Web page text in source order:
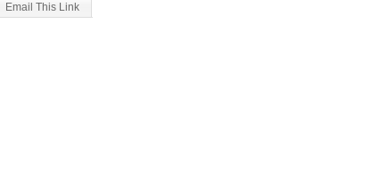
Email This Link